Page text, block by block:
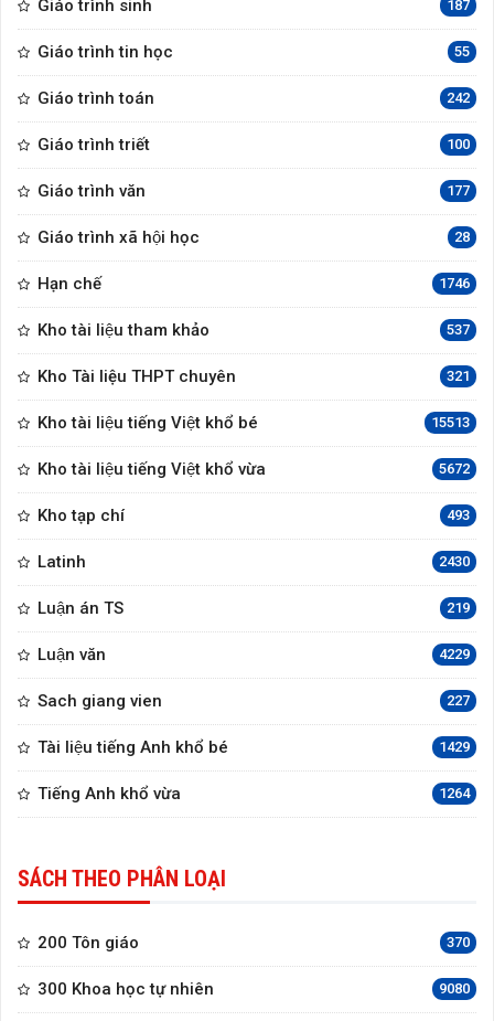
Giáo trình sinh 187
Giáo trình tin học 55
Giáo trình toán 242
Giáo trình triết 100
Giáo trình văn 177
Giáo trình xã hội học 28
Hạn chế 1746
Kho tài liệu tham khảo 537
Kho Tài liệu THPT chuyên 321
Kho tài liệu tiếng Việt khổ bé 15513
Kho tài liệu tiếng Việt khổ vừa 5672
Kho tạp chí 493
Latinh 2430
Luận án TS 219
Luận văn 4229
Sach giang vien 227
Tài liệu tiếng Anh khổ bé 1429
Tiếng Anh khổ vừa 1264
SÁCH THEO PHÂN LOẠI
200 Tôn giáo 370
300 Khoa học tự nhiên 9080